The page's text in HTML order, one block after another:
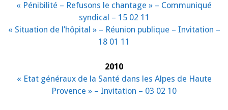
« Pénibilité – Refusons le chantage » – Communiqué
syndical – 15 02 11
« Situation de l’hôpital » – Réunion publique – Invitation –
18 01 11
2010
« Etat généraux de la Santé dans les Alpes de Haute
Provence » – Invitation – 03 02 10